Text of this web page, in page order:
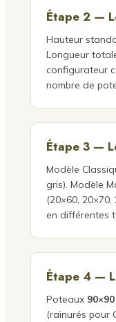
Étape 2 —
Hauteur
Longueur
configurateur
nombre de
Étape 3 —
Modèle
gris). Modèle
(20×60,
en différentes
Étape 4 —
Poteaux
(rainurés pour